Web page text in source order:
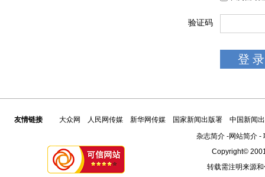
验证码
友情链接 大众网 人民网传媒 新华网传媒 国家新闻出版署
中国新闻
杂志简介 -网站简介 -
Copyright©
转载需注明来源